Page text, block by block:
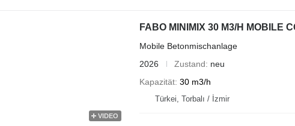
VIDEO
FABO MINIMIX 30 M3/H MOBILE
Mobile Betonmischanlage
2026
Zustand
neu
Kapazität 30 m3/h
Türkei, Torbalı / İzmir